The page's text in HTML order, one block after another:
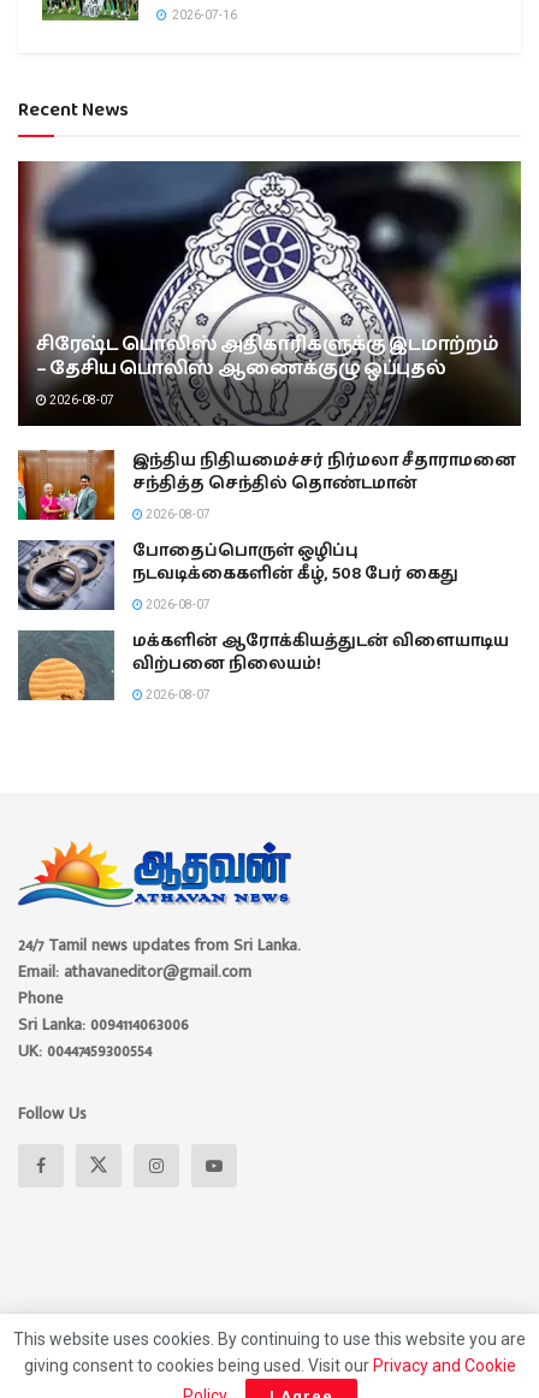
2026-07-16
Recent News
சிரேஷ்ட பொலிஸ் அதிகாரிகளுக்கு இடமாற்றம்
– தேசிய பொலிஸ் ஆணைக்குழு ஒப்புதல்
2026-08-07
இந்திய நிதியமைச்சர் நிர்மலா சீதாராமனை
சந்தித்த செந்தில் தொண்டமான்
2026-08-07
போதைப்பொருள் ஒழிப்பு
நடவடிக்கைகளின் கீழ், 508 பேர் கைது
2026-08-07
மக்களின் ஆரோக்கியத்துடன் விளையாடிய
விற்பனை நிலையம்!
2026-08-07
24/7 Tamil news updates from Sri Lanka.
Email: athavaneditor@gmail.com
Phone
Sri Lanka: 0094114063006
UK: 00447459300554
Follow Us
About Privacy Policy Contact Us
This website uses cookies. By continuing to use this website you are
giving consent to cookies being used. Visit our Privacy and Cookie